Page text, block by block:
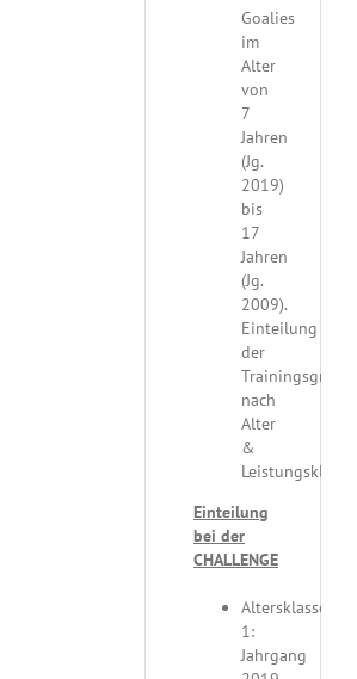
Goalies
im
Alter
von
7
Jahren
(Jg.
2019)
bis
17
Jahren
(Jg.
2009).
Einteilung
der
nach
Alter
&
Einteilung
bei der
CHALLENGE
Altersklasse
1:
Jahrgang